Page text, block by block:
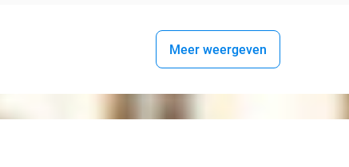
Meer weergeven